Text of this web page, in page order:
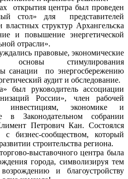
открытия центра был проведен
стол» для представителей
властных структур Архангельска
и повышение энергетической
отрасли».
правовые, экономические
основы стимулирования
санации по энергосбережению
аудит и обследование.
был руководитель ассоциации
России», член рабочей
экономике и
в Законодательном собрании
Петрович Кан. Состоялся
бизнес-сообществом, который
строительства региона.
выставочного центра была
города, символизируя тем
и благоустройству